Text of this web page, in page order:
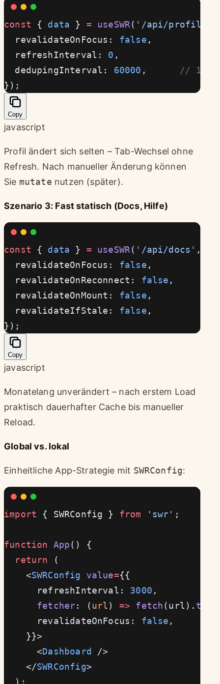
const { data } = useSWR( '/api/profile'
  revalidateOnFocus:
false ,
  refreshInterval:
0 ,
  dedupingInterval:
60000 ,
// 1
});
Copy
javascript
Profil ändert sich selten – Tab-Wechsel ohne
Refresh. Nach manueller Änderung können
Sie mutate nutzen (später).
Szenario 3: Fast statisch (Docs, Hilfe)
const { data } = useSWR( '/api/docs' ,
  revalidateOnFocus:
false ,
  revalidateOnReconnect:
false ,
  revalidateOnMount:
false ,
  revalidateIfStale:
false ,
});
Copy
javascript
Monatelang unverändert – nach erstem Load
praktisch dauerhafter Cache bis manueller
Reload.
Global vs. lokal
Einheitliche App-Strategie mit SWRConfig:
import { SWRConfig } from 'swr' ;
function App() {
  return
(
    <
SWRConfig value={{
      refreshInterval:
3000 ,
      fetcher
: (url ) => fetch(url). then
      revalidateOnFocus:
false ,
    }}>
      <
Dashboard
/>
    </
SWRConfig>